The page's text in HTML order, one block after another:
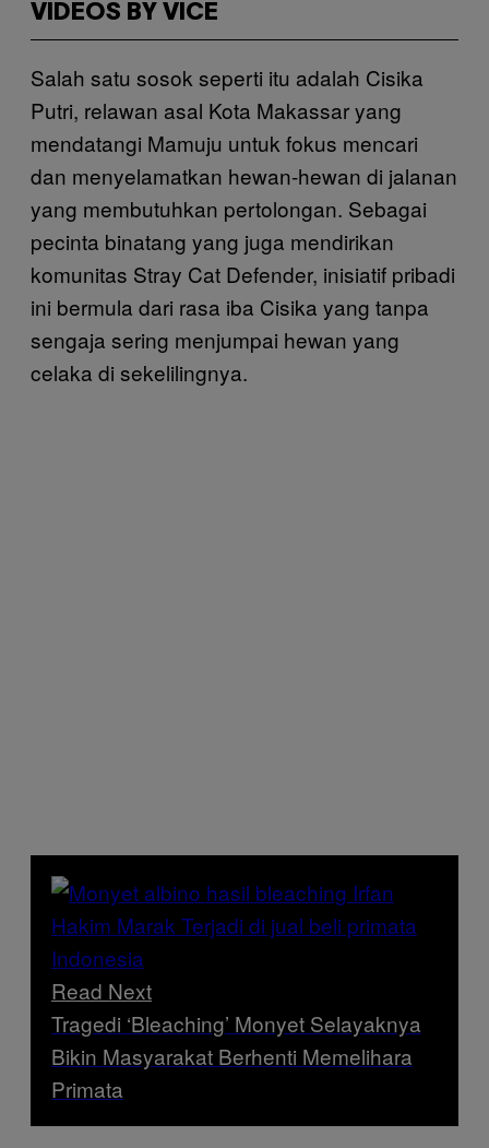
VIDEOS BY VICE
Salah satu sosok seperti itu adalah Cisika
Putri, relawan asal Kota Makassar yang
mendatangi Mamuju untuk fokus mencari
dan menyelamatkan hewan-hewan di jalanan
yang membutuhkan pertolongan. Sebagai
pecinta binatang yang juga mendirikan
komunitas Stray Cat Defender, inisiatif pribadi
ini bermula dari rasa iba Cisika yang tanpa
sengaja sering menjumpai hewan yang
celaka di sekelilingnya.
Read Next
Tragedi ‘Bleaching’ Monyet Selayaknya
Bikin Masyarakat Berhenti Memelihara
Primata